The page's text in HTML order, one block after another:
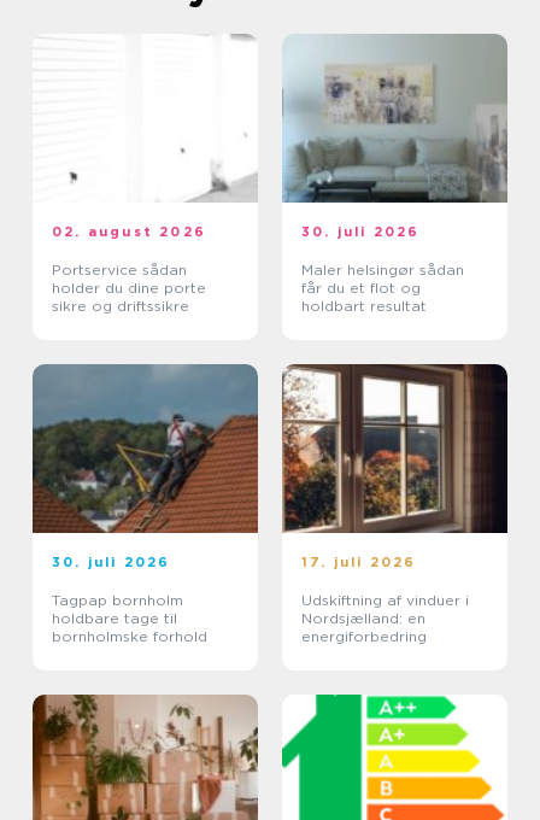
02. august 2026
Portservice sådan
holder du dine porte
sikre og driftssikre
30. juli 2026
Maler helsingør sådan
får du et flot og
holdbart resultat
30. juli 2026
Tagpap bornholm
holdbare tage til
bornholmske forhold
17. juli 2026
Udskiftning af vinduer i
Nordsjælland: en
energiforbedring